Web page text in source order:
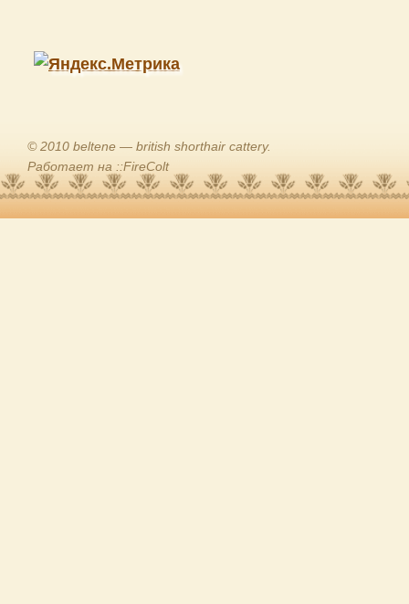
© 2010 beltene — british shorthair cattery.
Работает на ::FireColt